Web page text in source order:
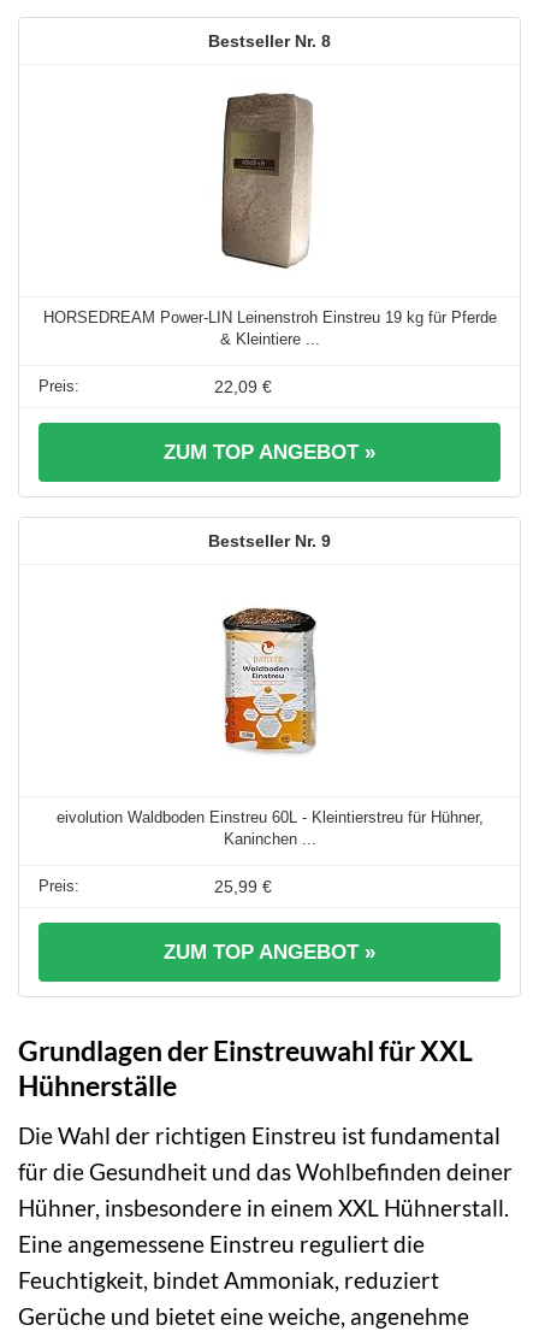
8
HORSEDREAM Power-LIN Leinenstroh Einstreu 19 kg für Pferde
& Kleintiere ...
22,09 €
ZUM TOP ANGEBOT »
9
eivolution Waldboden Einstreu 60L - Kleintierstreu für Hühner,
Kaninchen ...
25,99 €
ZUM TOP ANGEBOT »
Grundlagen der Einstreuwahl für XXL
Hühnerställe
Die Wahl der richtigen Einstreu ist fundamental
für die Gesundheit und das Wohlbefinden deiner
Hühner, insbesondere in einem XXL Hühnerstall.
Eine angemessene Einstreu reguliert die
Feuchtigkeit, bindet Ammoniak, reduziert
Gerüche und bietet eine weiche, angenehme